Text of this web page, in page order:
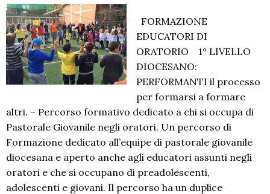
FORMAZIONE
EDUCATORI DI
ORATORIO 1° LIVELLO
DIOCESANO:
PERFORMANTI il processo
per formarsi a formare
altri. – Percorso formativo dedicato a chi si occupa di
Pastorale Giovanile negli oratori. Un percorso di
Formazione dedicato all’equipe di pastorale giovanile
diocesana e aperto anche agli educatori assunti negli
oratori e che si occupano di preadolescenti,
adolescenti e giovani. Il percorso ha un duplice